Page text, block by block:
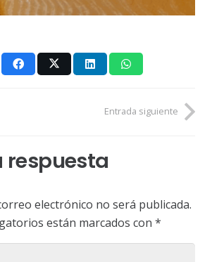
Entrada siguiente
respuesta
electrónico no será publicada.
están marcados con *